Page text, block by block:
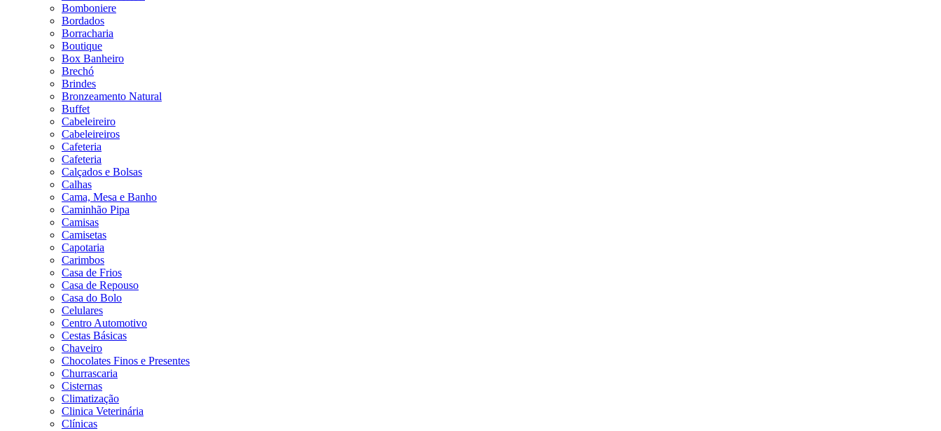
Bomboniere
Bordados
Borracharia
Boutique
Box Banheiro
Brechó
Brindes
Bronzeamento Natural
Buffet
Cabeleireiro
Cabeleireiros
Cafeteria
Cafeteria
Calçados e Bolsas
Calhas
Cama, Mesa e Banho
Caminhão Pipa
Camisas
Camisetas
Capotaria
Carimbos
Casa de Frios
Casa de Repouso
Casa do Bolo
Celulares
Centro Automotivo
Cestas Básicas
Chaveiro
Chocolates Finos e Presentes
Churrascaria
Cisternas
Climatização
Clinica Veterinária
Clínicas